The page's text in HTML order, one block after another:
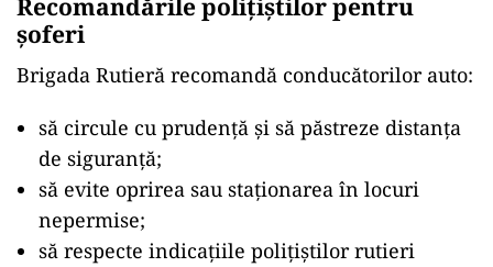
Recomandările polițiștilor pentru
șoferi
Brigada Rutieră recomandă conducătorilor auto:
să circule cu prudență și să păstreze distanța
de siguranță;
să evite oprirea sau staționarea în locuri
nepermise;
să respecte indicațiile polițiștilor rutieri